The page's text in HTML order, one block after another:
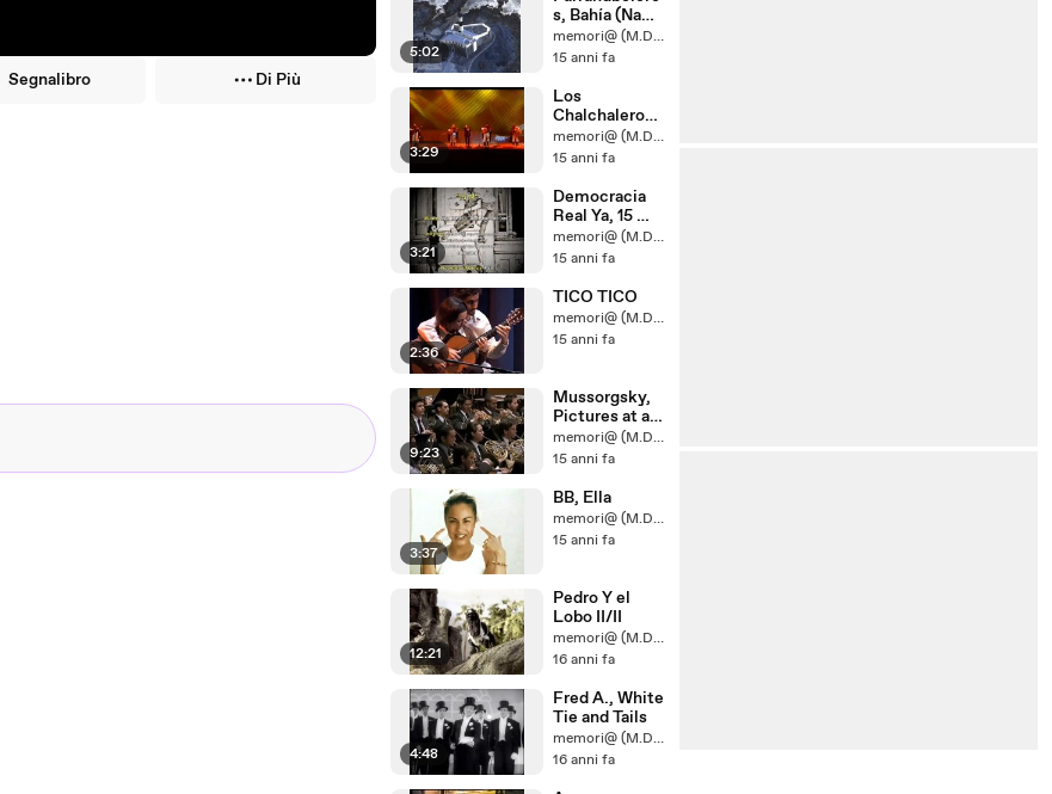
Segnalibro Di Più
5:02
s, Bahía (Na
Baixa Do
Sapateiro)
memori@ (M.D.U.D.)
15 anni fa
3:29
Los
Chalchaleros
con Juan
Carlos
Chacarera De
Un Triste
memori@ (M.D.U.D.)
15 anni fa
3:21
Democracia
Real Ya, 15 M ,
"Dicen Que
Está Loco"
memori@ (M.D.U.D.)
15 anni fa
2:36
TICO TICO
memori@ (M.D.U.D.)
15 anni fa
9:23
Mussorgsky,
Pictures at an
Exhibition
memori@ (M.D.U.D.)
15 anni fa
3:37
BB, Ella
memori@ (M.D.U.D.)
15 anni fa
12:21
Pedro Y el
Lobo II/II
memori@ (M.D.U.D.)
16 anni fa
4:48
Fred A., White
Tie and Tails
memori@ (M.D.U.D.)
16 anni fa